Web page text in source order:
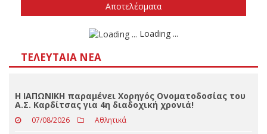
Δεν ξέρω/δεν απαντώ
ΤΕΛΕΥΤΑΊΑ ΝΈΑ